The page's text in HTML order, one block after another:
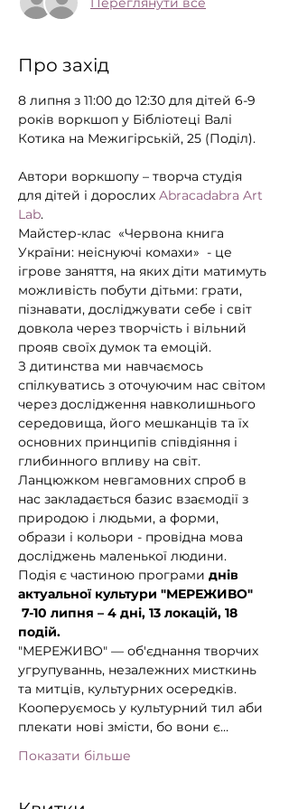
Про захід
8 липня з 11:00 до 12:30 для дітей 6-9
років воркшоп у Бібліотеці Валі
Котика на Межигірській, 25 (Поділ).
Автори воркшопу – творча студія
для дітей і дорослих Abracadabra Art
Lab.
Майстер-клас  «Червона книга
України: неіснуючі комахи»  - це
ігрове заняття, на яких діти матимуть
можливість побути дітьми: грати,
пізнавати, досліджувати себе і світ
довкола через творчість і вільний
прояв своїх думок та емоцій.
З дитинства ми навчаємось
спілкуватись з оточуючим нас світом
через дослідження навколишнього
середовища, його мешканців та їх
основних принципів співдіяння і
глибинного впливу на світ.
Ланцюжком невгамовних спроб в
нас закладається базис взаємодії з
природою і людьми, а форми,
образи і кольори - провідна мова
досліджень маленької людини.
Подія є частиною програми днів
актуальної культури "МЕРЕЖИВО"
7-10 липня – 4 дні, 13 локацій, 18
подій.
"МЕРЕЖИВО" — об'єднання творчих
угрупуваннь, незалежних мисткинь
та митців, культурних осередків.
Кооперуємось у культурний тил аби
плекати нові змісти, бо вони є…
Показати більше